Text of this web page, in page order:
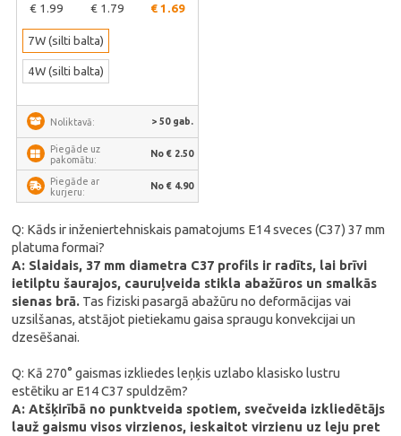
€ 1.99 € 1.79 € 1.69
7W (silti balta)
4W (silti balta)
Noliktavā: > 50 gab.
Piegāde uz
pakomātu:
No € 2.50
Piegāde ar
kurjeru:
No € 4.90
Q: Kāds ir inženiertehniskais pamatojums E14 sveces (C37) 37 mm
platuma formai?
A: Slaidais, 37 mm diametra C37 profils ir radīts, lai brīvi
ietilptu šaurajos, cauruļveida stikla abažūros un smalkās
sienas brā. Tas fiziski pasargā abažūru no deformācijas vai
uzsilšanas, atstājot pietiekamu gaisa spraugu konvekcijai un
dzesēšanai.
Q: Kā 270° gaismas izkliedes leņķis uzlabo klasisko lustru
estētiku ar E14 C37 spuldzēm?
A: Atšķirībā no punktveida spotiem, svečveida izkliedētājs
lauž gaismu visos virzienos, ieskaitot virzienu uz leju pret